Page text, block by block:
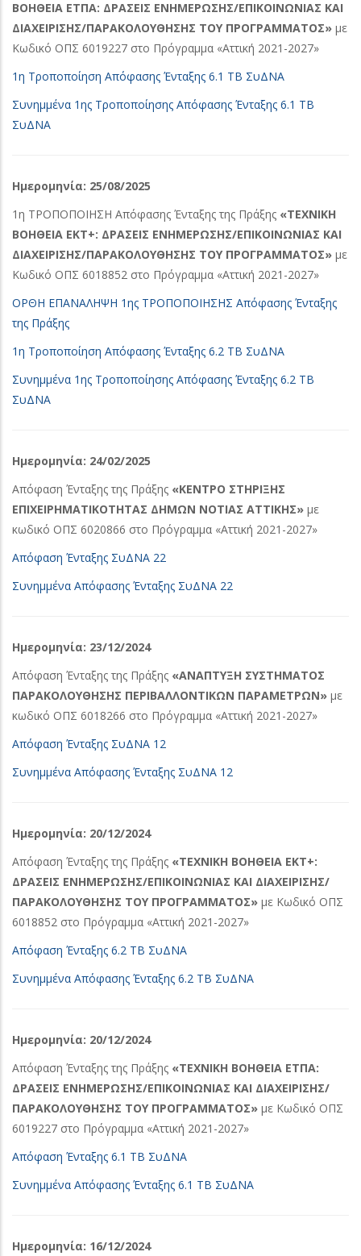
ΒΟΗΘΕΙΑ ΕΤΠΑ: ΔΡΑΣΕΙΣ ΕΝΗΜΕΡΩΣΗΣ/ΕΠΙΚΟΙΝΩΝΙΑΣ ΚΑΙ
ΔΙΑΧΕΙΡΙΣΗΣ/ΠΑΡΑΚΟΛΟΥΘΗΣΗΣ ΤΟΥ ΠΡΟΓΡΑΜΜΑΤΟΣ» με
Κωδικό ΟΠΣ 6019227 στο Πρόγραμμα «Αττική 2021-2027»
1η Τροποποίηση Απόφασης Ένταξης 6.1 ΤΒ ΣυΔΝΑ
Συνημμένα 1ης Τροποποίησης Απόφασης Ένταξης 6.1 ΤΒ
ΣυΔΝΑ
Ημερομηνία: 25/08/2025
1η ΤΡΟΠΟΠΟΙΗΣΗ Απόφασης Ένταξης της Πράξης «ΤΕΧΝΙΚΗ
ΒΟΗΘΕΙΑ ΕΚΤ+: ΔΡΑΣΕΙΣ ΕΝΗΜΕΡΩΣΗΣ/ΕΠΙΚΟΙΝΩΝΙΑΣ ΚΑΙ
ΔΙΑΧΕΙΡΙΣΗΣ/ΠΑΡΑΚΟΛΟΥΘΗΣΗΣ ΤΟΥ ΠΡΟΓΡΑΜΜΑΤΟΣ» με
Κωδικό ΟΠΣ 6018852 στο Πρόγραμμα «Αττική 2021-2027»
ΟΡΘΗ ΕΠΑΝΑΛΗΨΗ 1ης ΤΡΟΠΟΠΟΙΗΣΗΣ Απόφασης Ένταξης
της Πράξης
1η Τροποποίηση Απόφασης Ένταξης 6.2 ΤΒ ΣυΔΝΑ
Συνημμένα 1ης Τροποποίησης Απόφασης Ένταξης 6.2 ΤΒ
ΣυΔΝΑ
Ημερομηνία: 24/02/2025
Απόφαση Ένταξης της Πράξης «ΚΕΝΤΡΟ ΣΤΗΡΙΞΗΣ
ΕΠΙΧΕΙΡΗΜΑΤΙΚΟΤΗΤΑΣ ΔΗΜΩΝ ΝΟΤΙΑΣ ΑΤΤΙΚΗΣ» με
κωδικό ΟΠΣ 6020866 στο Πρόγραμμα «Αττική 2021-2027»
Απόφαση Ένταξης ΣυΔΝΑ 22
Συνημμένα Απόφασης Ένταξης ΣυΔΝΑ 22
Ημερομηνία: 23/12/2024
Απόφαση Ένταξης της Πράξης «ΑΝΑΠΤΥΞΗ ΣΥΣΤΗΜΑΤΟΣ
ΠΑΡΑΚΟΛΟΥΘΗΣΗΣ ΠΕΡΙΒΑΛΛΟΝΤΙΚΩΝ ΠΑΡΑΜΕΤΡΩΝ» με
κωδικό ΟΠΣ 6018266 στο Πρόγραμμα «Αττική 2021-2027»
Απόφαση Ένταξης ΣυΔΝΑ 12
Συνημμένα Απόφασης Ένταξης ΣυΔΝΑ 12
Ημερομηνία: 20/12/2024
Απόφαση Ένταξης της Πράξης «ΤΕΧΝΙΚΗ ΒΟΗΘΕΙΑ ΕΚΤ+:
ΔΡΑΣΕΙΣ ΕΝΗΜΕΡΩΣΗΣ/ΕΠΙΚΟΙΝΩΝΙΑΣ ΚΑΙ ΔΙΑΧΕΙΡΙΣΗΣ/
ΠΑΡΑΚΟΛΟΥΘΗΣΗΣ ΤΟΥ ΠΡΟΓΡΑΜΜΑΤΟΣ» με Κωδικό ΟΠΣ
6018852 στο Πρόγραμμα «Αττική 2021-2027»
Απόφαση Ένταξης 6.2 ΤΒ ΣυΔΝΑ
Συνημμένα Απόφασης Ένταξης 6.2 ΤΒ ΣυΔΝΑ
Ημερομηνία: 20/12/2024
Απόφαση Ένταξης της Πράξης «ΤΕΧΝΙΚΗ ΒΟΗΘΕΙΑ ΕΤΠΑ:
ΔΡΑΣΕΙΣ ΕΝΗΜΕΡΩΣΗΣ/ΕΠΙΚΟΙΝΩΝΙΑΣ ΚΑΙ ΔΙΑΧΕΙΡΙΣΗΣ/
ΠΑΡΑΚΟΛΟΥΘΗΣΗΣ ΤΟΥ ΠΡΟΓΡΑΜΜΑΤΟΣ» με Κωδικό ΟΠΣ
6019227 στο Πρόγραμμα «Αττική 2021-2027»
Απόφαση Ένταξης 6.1 ΤΒ ΣυΔΝΑ
Συνημμένα Απόφασης Ένταξης 6.1 ΤΒ ΣυΔΝΑ
Ημερομηνία: 16/12/2024